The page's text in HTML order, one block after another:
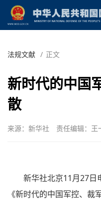
法规文献 / 正文
新时代的中国
散
来源：新华社 责任编辑：王
新华社北京11月27
《新时代的中国军控、裁